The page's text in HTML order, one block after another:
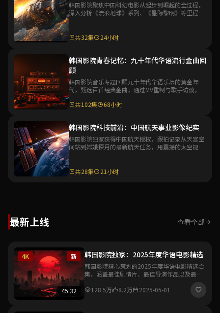
韩国影院华语电影百年专题
韩国影院深度策划华语电影百年发展史专题，从默片时代到
数字时代，系统梳理华语电影艺术的演变脉络与代表性作
品，带你全面了解华语电影文化的深厚底蕴。
36小时
进入专题
韩国影院聚焦中国科幻电影从起步到崛起的全过程，
深入分析《流浪地球》系列、《星际黎明》等里程碑
共32集
24小时
韩国影院青春记忆：九十年代华语流行金曲回
顾
韩国影院音乐专题回顾九十年代华语乐坛的黄金年
代，甄选百首经典金曲，通过MV重制与歌手访谈，带
共102集
68小时
韩国影院科技前沿：中国航天事业影像纪实
韩国影院独家获得中国航天授权，跟拍记录从天宫空
间站到嫦娥探月的最新航天任务，用震撼的太空视角
共28集
21小时
最新上线 查看全部
4K 新
45:32
韩国影院独家：2025年度华语电影精选
韩国影院精心策划的2025年度华语电影精选合
集，涵盖最佳剧情片、最佳导演作品以及最具
最新风向与创作趋势。
128.5万 8.2万 2025-05-01